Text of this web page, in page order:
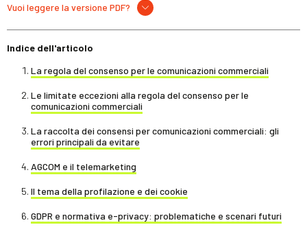
Vuoi leggere la versione PDF?
Indice dell'articolo
La regola del consenso per le comunicazioni commerciali
Le limitate eccezioni alla regola del consenso per le
comunicazioni commerciali
La raccolta dei consensi per comunicazioni commerciali: gli
errori principali da evitare
AGCOM e il telemarketing
Il tema della profilazione e dei cookie
GDPR e normativa e-privacy: problematiche e scenari futuri